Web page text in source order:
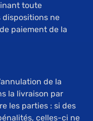
toute
dispositions ne
paiement de la
de la
la livraison par
les parties : si des
celles-ci ne